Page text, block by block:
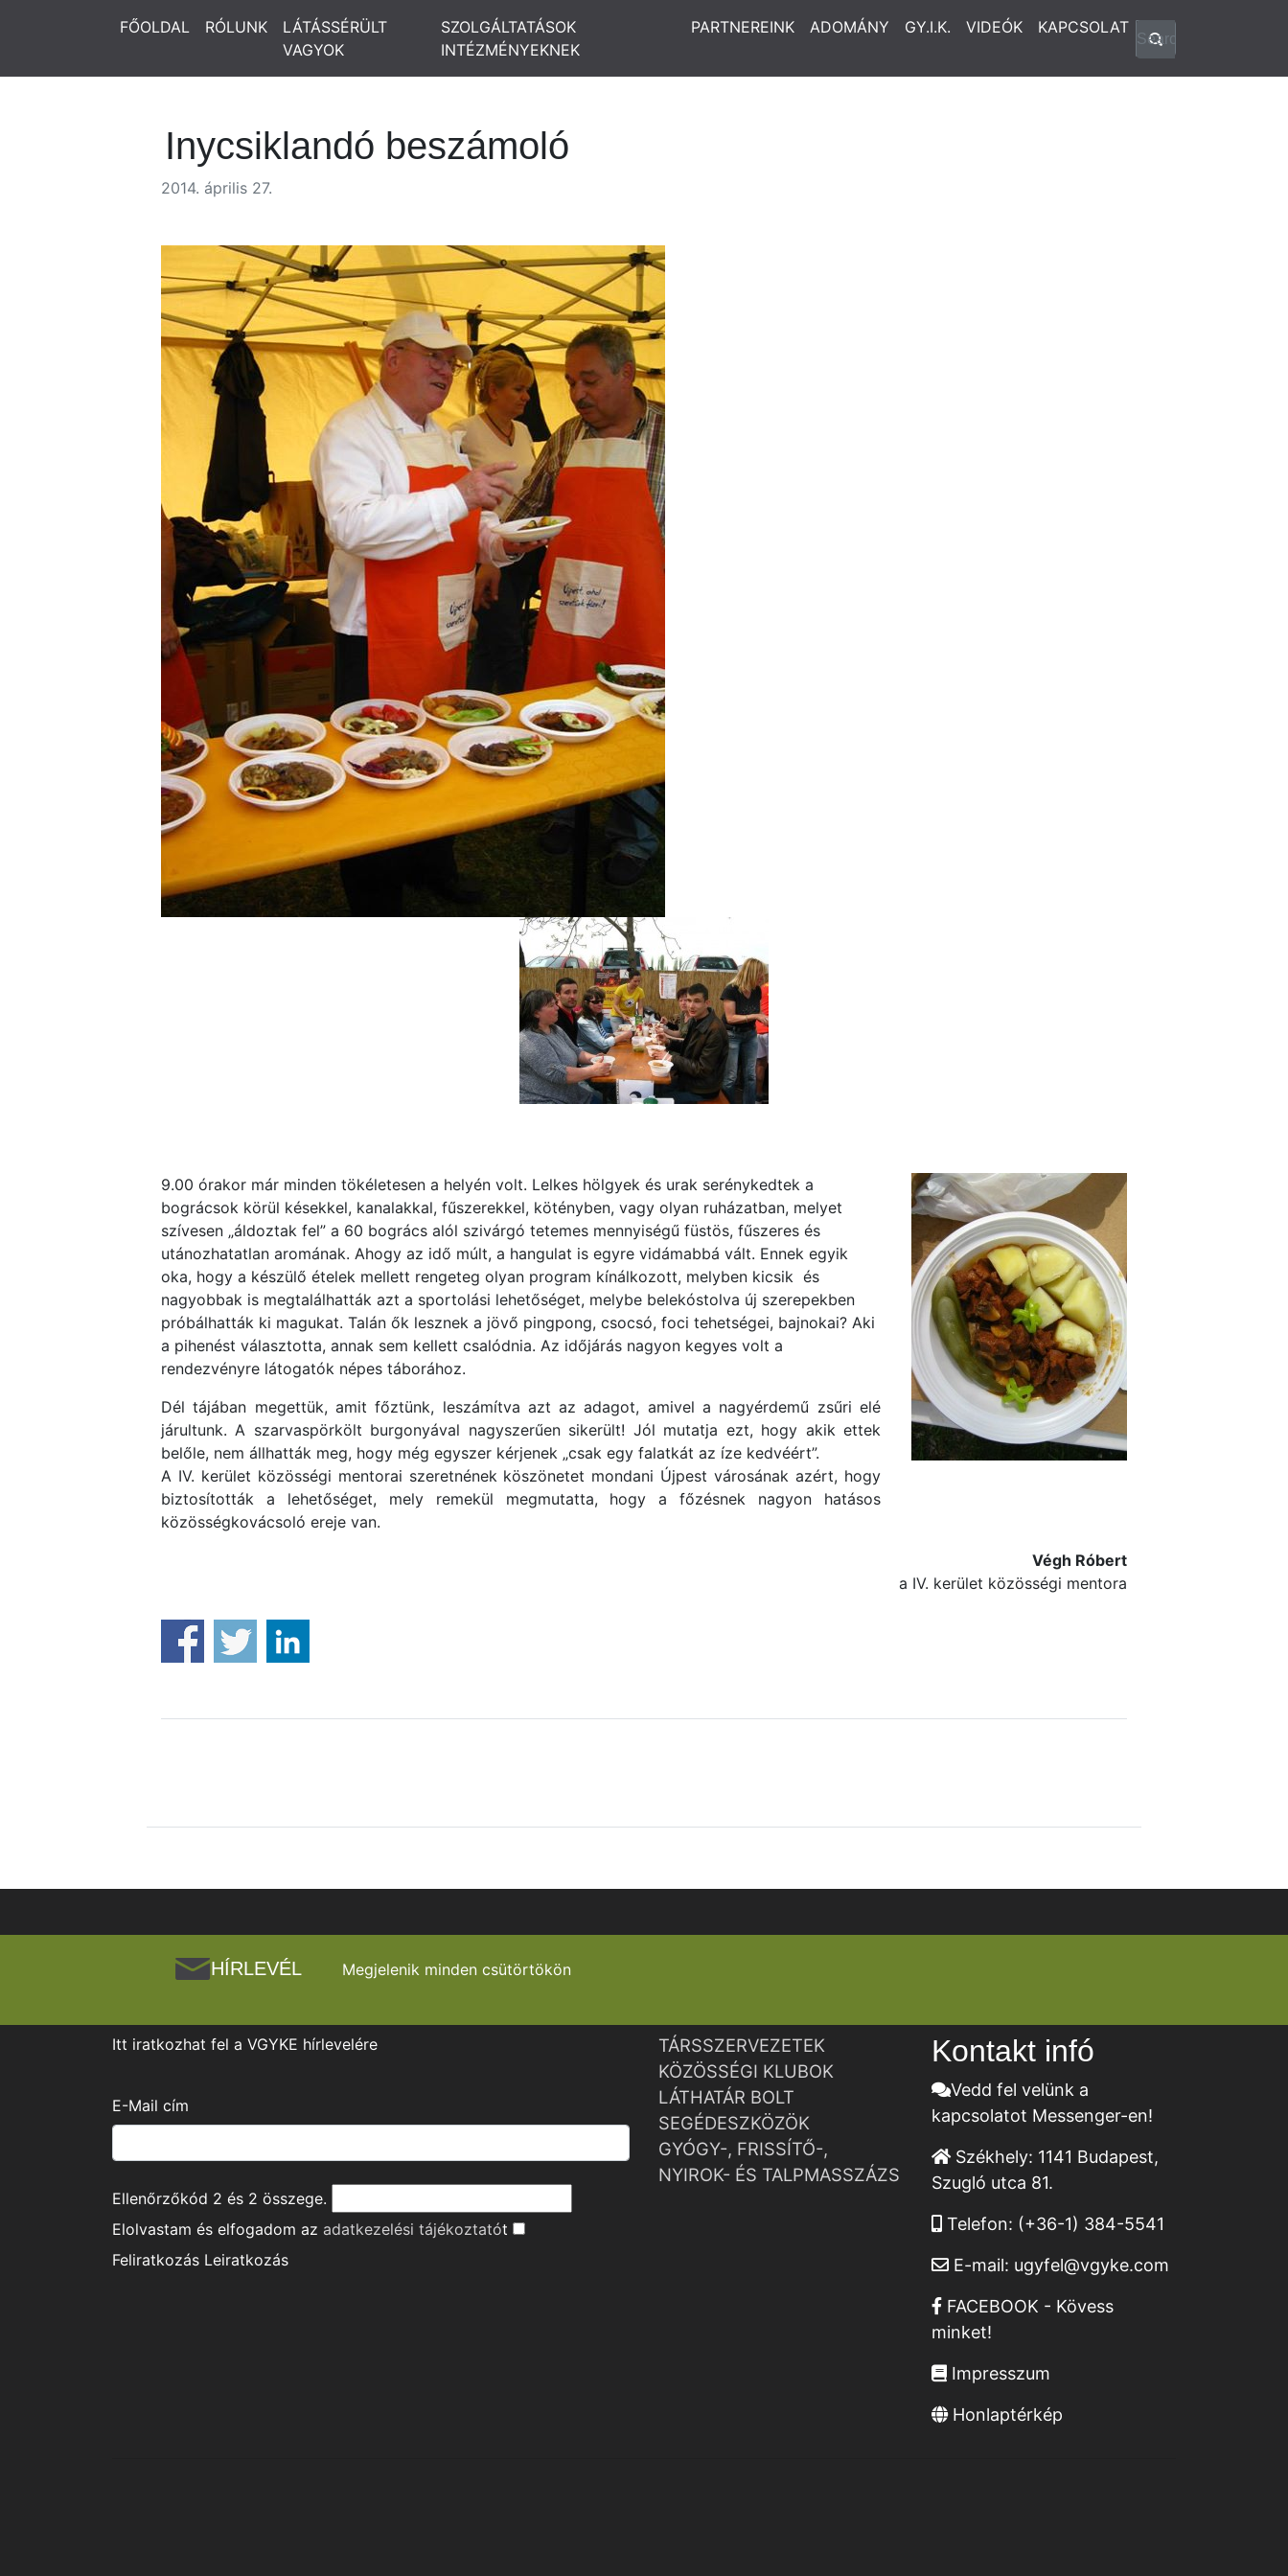
FŐOLDAL RÓLUNK
LÁTÁSSÉRÜLT
VAGYOK
SZOLGÁLTATÁSOK
INTÉZMÉNYEKNEK
PARTNEREINK ADOMÁNY GY.I.K. VIDEÓK KAPCSOLAT
Inycsiklandó beszámoló
2014. április 27.
9.00 órakor már minden tökéletesen a helyén volt. Lelkes hölgyek és urak serénykedtek a
bográcsok körül késekkel, kanalakkal, fűszerekkel, kötényben, vagy olyan ruházatban, melyet
szívesen „áldoztak fel” a 60 bogrács alól szivárgó tetemes mennyiségű füstös, fűszeres és
utánozhatatlan aromának. Ahogy az idő múlt, a hangulat is egyre vidámabbá vált. Ennek egyik
oka, hogy a készülő ételek mellett rengeteg olyan program kínálkozott, melyben kicsik és
nagyobbak is megtalálhatták azt a sportolási lehetőséget, melybe belekóstolva új szerepekben
próbálhatták ki magukat. Talán ők lesznek a jövő pingpong, csocsó, foci tehetségei, bajnokai? Aki
a pihenést választotta, annak sem kellett csalódnia. Az időjárás nagyon kegyes volt a
rendezvényre látogatók népes táborához.
Dél tájában megettük, amit főztünk, leszámítva azt az adagot, amivel a nagyérdemű zsűri elé
járultunk. A szarvaspörkölt burgonyával nagyszerűen sikerült! Jól mutatja ezt, hogy akik ettek
belőle, nem állhatták meg, hogy még egyszer kérjenek „csak egy falatkát az íze kedvéért”.
A IV. kerület közösségi mentorai szeretnének köszönetet mondani Újpest városának azért, hogy
biztosították a lehetőséget, mely remekül megmutatta, hogy a főzésnek nagyon hatásos
közösségkovácsoló ereje van.
Végh Róbert
a IV. kerület közösségi mentora
HÍRLEVÉL Megjelenik minden csütörtökön
Itt iratkozhat fel a VGYKE hírlevelére
E-Mail cím
Ellenőrzőkód 2 és 2 összege.
Elolvastam és elfogadom az adatkezelési tájékoztatót
Feliratkozás Leiratkozás
TÁRSSZERVEZETEK
KÖZÖSSÉGI KLUBOK
LÁTHATÁR BOLT
SEGÉDESZKÖZÖK
GYÓGY-, FRISSÍTŐ-,
NYIROK- ÉS TALPMASSZÁZS
Kontakt infó
Vedd fel velünk a
kapcsolatot Messenger-en!
Székhely: 1141 Budapest,
Szugló utca 81.
Telefon: (+36-1) 384-5541
E-mail: ugyfel@vgyke.com
FACEBOOK - Kövess
minket!
Impresszum
Honlaptérkép